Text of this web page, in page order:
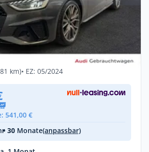
3.0 TDI quattro Matrix
Navi
•
km)• EZ: 05/2024
541,00 €
• 30 Monate(anpassbar)